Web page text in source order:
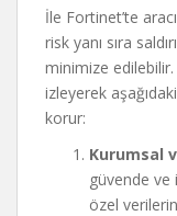
İle Fortinet’te
risk yanı sıra
minimize edilebilir.
izleyerek
korur:
Kurumsal
güvende ve
özel